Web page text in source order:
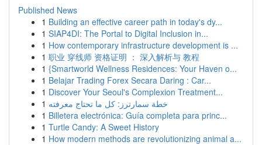
Published News
1 Building an effective career path in today's dy...
1 SIAP4DI: The Portal to Digital Inclusion in...
1 How contemporary infrastructure development is ...
1 职业 穿线师 资格证明 ： 深入解析与 教程
1 {Smartworld Wellness Residences: Your Haven o...
1 Belajar Trading Forex Secara Daring : Car...
1 Discover Your Seoul's Complexion Treatment...
1 خطة سمارترز: كل ما تحتاج معرفته
1 Billetera electrónica: Guía completa para princ...
1 Turtle Candy: A Sweet History
1 How modern methods are revolutionizing animal a...